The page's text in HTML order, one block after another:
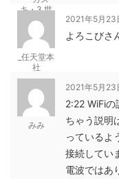
キ・3 世
紀前・57
年前
_任天堂本
社
2021年5月23
よろこびさ
みみ
2021年5月23
2:22 WiFi
ちゃう説明
っているよ
接続してい
電波ではあ